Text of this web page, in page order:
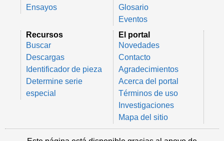
Ensayos
Glosario
Eventos
Recursos
Buscar
Descargas
Identificador de pieza
Determine serie
especial
El portal
Novedades
Contacto
Agradecimientos
Acerca del portal
Términos de uso
Investigaciones
Mapa del sitio